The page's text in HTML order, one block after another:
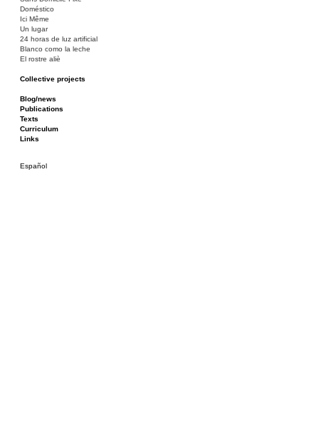
Doméstico
Ici Même
Un lugar
24 horas de luz artificial
Blanco como la leche
El rostre aliè
Collective projects
Ciza Muzej
Roulotte
Canòdrom/Canòdrom
ON Prat
Rieres/Rambles
Blog/news
Publications
Texts
Curriculum
Links
Español
de
entradas